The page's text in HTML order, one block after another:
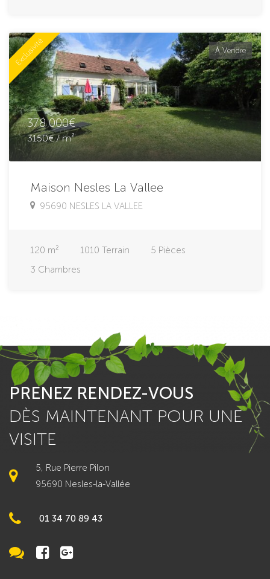
Exclusivité À Vendre
378 000€
3150€ / m²
Maison Nesles La Vallee
95690 NESLES LA VALLEE
120 m² 1010 Terrain 5 Pièces
3 Chambres
PRENEZ RENDEZ-VOUS
DÈS MAINTENANT POUR UNE
VISITE
5, Rue Pierre Pilon
95690 Nesles-la-Vallée
01 34 70 89 43